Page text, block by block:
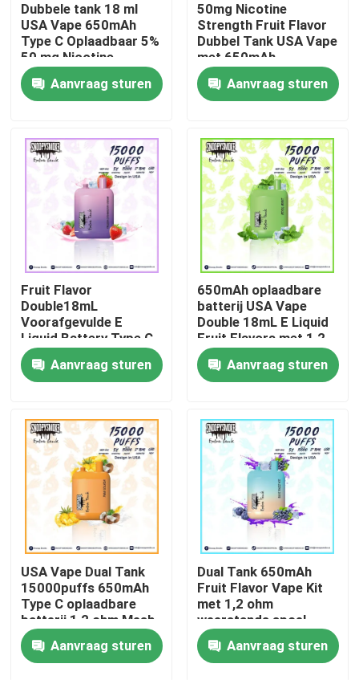
Producten
Video's
Ongeveer ons
Fabrieksreis
Kwaliteitscontrole
Contacteer ons
Nieuws
Beschikbare Vape-Pen
Dubbele tank 18 ml
USA Vape 650mAh
Type C Oplaadbaar 5%
50 mg Nicotine
sterkte
Aanvraag sturen
50mg Nicotine
Strength Fruit Flavor
Dubbel Tank USA Vape
met 650mAh
oplaadbare type C
batterijAanvraag sturen
Fruit Flavor
Double18mL
Voorafgevulde E
Liquid Battery Type C
Oplaadbare Pod Kit
15000 Puffs
Aanvraag sturen
650mAh oplaadbare
batterij USA Vape
Double 18mL E Liquid
Fruit Flavors met 1,2
ohm Mesh Coil
Aanvraag sturen
USA Vape Dual Tank
15000puffs 650mAh
Type C oplaadbare
batterij 1,2 ohm Mesh
Coil E Liquid Kit
Aanvraag sturen
Dual Tank 650mAh
Fruit Flavor Vape Kit
met 1,2 ohm
weerstands spoel
Aanvraag sturen